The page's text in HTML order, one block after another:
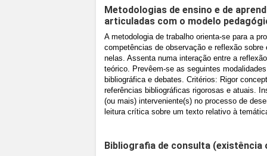
Metodologias de ensino e de
articuladas com o modelo
A metodologia de trabalho orienta-se para a
competências de observação e reflexão
nelas. Assenta numa interação entre a
teórico. Prevêem-se as seguintes
bibliográfica e debates. Critérios: Rigor
referências bibliográficas rigorosas e atuais.
(ou mais) interveniente(s) no processo de
leitura crítica sobre um texto relativo à
Bibliografia de consulta